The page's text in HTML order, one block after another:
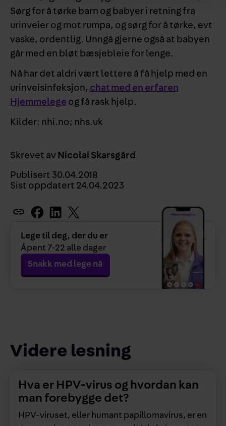
Sørg for å tørke barn og babyer i retning fra
urinveier og mot rumpa, og sørg for å tørke, evt
vaske, ordentlig. Unngå gjerne også at babyen
går med en bløt bæsjebleie for lenge.
Nå har det aldri vært lettere å få hjelp med en
urinveisinfeksjon, chat med en erfaren
Hjemmelege og få rask hjelp.
Kilder: nhi.no; nhs.uk
Skrevet av Nicolai Skarsgård
Publisert 30.04.2018
Sist oppdatert 24.04.2023
Lege til deg, der du er
Åpent 7-22 alle dager
Snakk med lege nå
Videre lesning
Hva er HPV-virus og hvordan kan
man forebygge det?
HPV-viruset, eller humant papillomavirus, er en